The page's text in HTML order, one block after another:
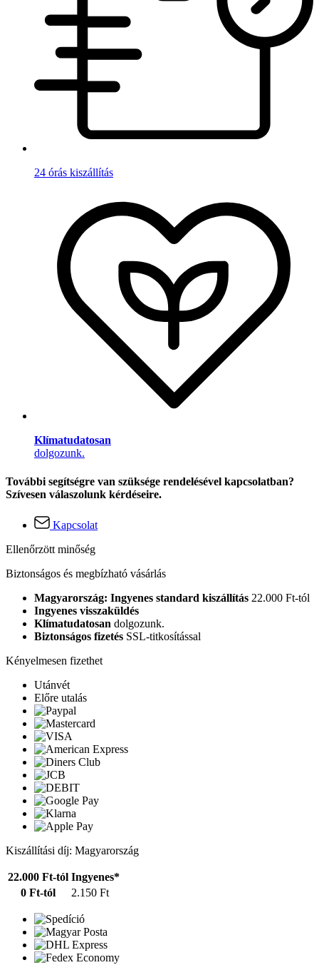
24 órás kiszállítás
Klímatudatosan
dolgozunk.
További segítségre van szüksége rendelésével kapcsolatban?
Szívesen válaszolunk kérdéseire.
Kapcsolat
Ellenőrzött minőség
Biztonságos és megbízható vásárlás
Magyarország: Ingyenes standard kiszállítás 22.000 Ft-tól
Ingyenes visszaküldés
Klímatudatosan dolgozunk.
Biztonságos fizetés SSL-titkosítással
Kényelmesen fizethet
Utánvét
Előre utalás
Kiszállítási díj: Magyarország
22.000 Ft-tól Ingyenes*
0 Ft-tól
2.150 Ft